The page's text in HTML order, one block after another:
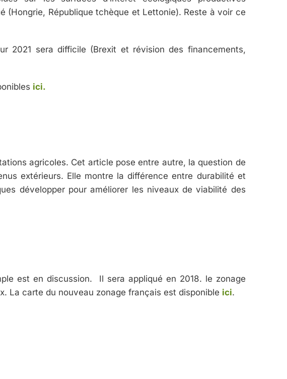
République tchèque et Lettonie). Reste à voir ce
2021 sera difficile (Brexit et révision des financements,
ici.
agricoles. Cet article pose entre autre, la question de
extérieurs. Elle montre la différence entre durabilité et
développer pour améliorer les niveaux de viabilité des
est en discussion. Il sera appliqué en 2018. le zonage
La carte du nouveau zonage français est disponible ici.